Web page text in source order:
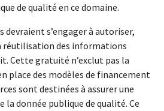
de qualité en ce domaine.
devraient s’engager à autoriser,
réutilisation des informations
Cette gratuité n’exclut pas la
place des modèles de financement
sont destinées à assurer une
la donnée publique de qualité. Ce